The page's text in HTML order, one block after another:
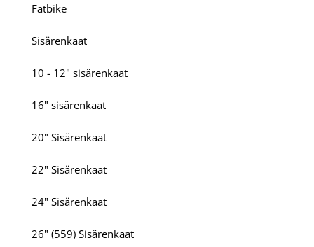
Fatbike
Sisärenkaat
10 - 12" sisärenkaat
16" sisärenkaat
20" Sisärenkaat
22" Sisärenkaat
24" Sisärenkaat
26" (559) Sisärenkaat